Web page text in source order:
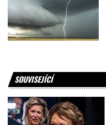
SOUVISEJÍCÍ